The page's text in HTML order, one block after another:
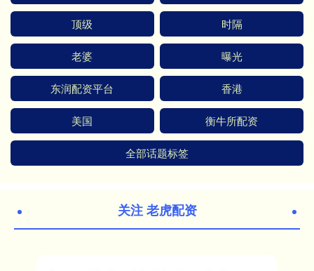
顶级 时隔
老婆 曝光
东润配资平台 香港
美国 衡牛所配资
全部话题标签
关注 老虎配资